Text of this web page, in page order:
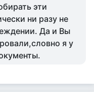
эти
ни разу не
Да и Вы
я у